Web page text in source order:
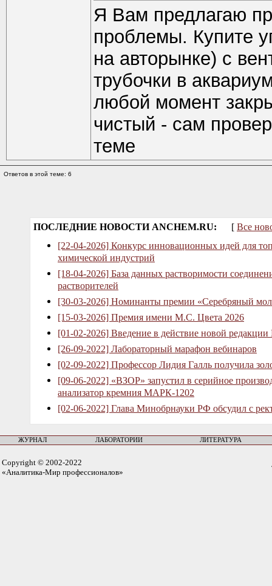
Я Вам предлагаю
проблемы. Купите
на авторынке) с
трубочки в
любой момент
чистый - сам
теме
Ответов в этой теме: 6
ПОСЛЕДНИЕ НОВОСТИ ANCHEM.RU: [ Все
[22-04-2026] Конкурс инновационных идей для
химической индустрий
[18-04-2026] База данных растворимости
растворителей
[30-03-2026] Номинанты премии «Серебряный
[15-03-2026] Премия имени М.С. Цвета 2026
[01-02-2026] Введение в действие новой
[26-09-2022] Лабораторный марафон вебинаров
[02-09-2022] Профессор Лидия Галль получила
[09-06-2022] «ВЗОР» запустил в серийное
анализатор кремния МАРК-1202
[02-06-2022] Глава Минобрнауки РФ обсудил с
ЖУРНАЛ ЛАБОРАТОРИИ ЛИТЕРАТУРА
Copyright © 2002-2022
«Аналитика-Мир профессионалов»